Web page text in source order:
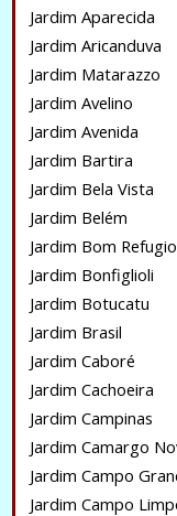
Jardim Aparecida
Jardim Aricanduva
Jardim Matarazzo
Jardim Avelino
Jardim Avenida
Jardim Bartira
Jardim Bela Vista
Jardim Belém
Jardim Bom Refugio
Jardim Bonfiglioli
Jardim Botucatu
Jardim Brasil
Jardim Caboré
Jardim Cachoeira
Jardim Campinas
Jardim Camargo
Jardim Campo
Jardim Campo